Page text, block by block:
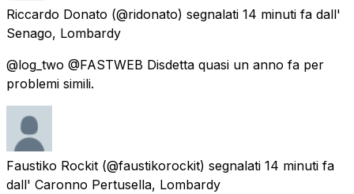
Riccardo Donato (@ridonato) segnalati 14 minuti fa dall'
Senago, Lombardy
@log_two @FASTWEB Disdetta quasi un anno fa per
problemi simili.
Faustiko Rockit (@faustikorockit) segnalati 14 minuti fa
dall' Caronno Pertusella, Lombardy